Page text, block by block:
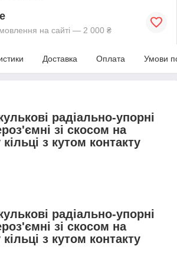
на сайті — 2 000 ₴
Доставка Оплата Умови
радіально-упорні
зі скосом на
з кутом контакту
радіально-упорні
зі скосом на
з кутом контакту